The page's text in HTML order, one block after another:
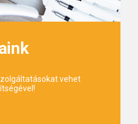
vehet